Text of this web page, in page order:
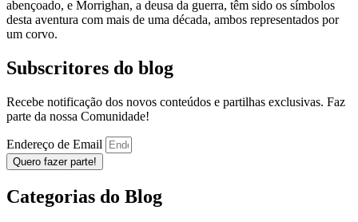
abençoado, e Morrighan, a deusa da guerra, têm sido os símbolos
desta aventura com mais de uma década, ambos representados por
um corvo.
Subscritores do blog
Recebe notificação dos novos conteúdos e partilhas exclusivas. Faz
parte da nossa Comunidade!
Endereço de Email
Quero fazer parte!
Categorias do Blog